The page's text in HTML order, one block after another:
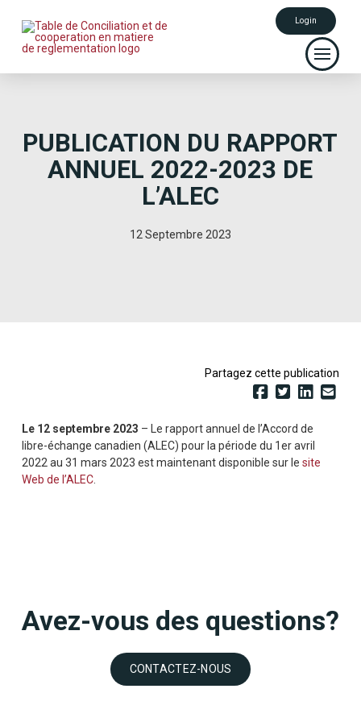
Login
PUBLICATION DU RAPPORT
ANNUEL 2022-2023 DE
L’ALEC
12 Septembre 2023
Partagez cette publication
Le 12 septembre 2023 – Le rapport annuel de l’Accord de
libre-échange canadien (ALEC) pour la période du 1er avril
2022 au 31 mars 2023 est maintenant disponible sur le site
Web de l’ALEC.
Avez-vous des questions?
CONTACTEZ-NOUS